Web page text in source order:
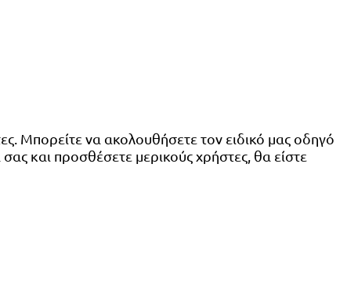
Μπορείτε να ακολουθήσετε τον ειδικό μας οδηγό
σας και προσθέσετε μερικούς χρήστες, θα είστε